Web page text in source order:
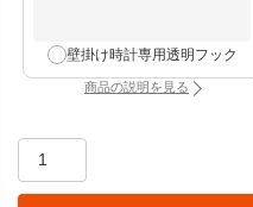
壁掛け時計専用透明フック
商品の説明を見る：壁掛け時計専用